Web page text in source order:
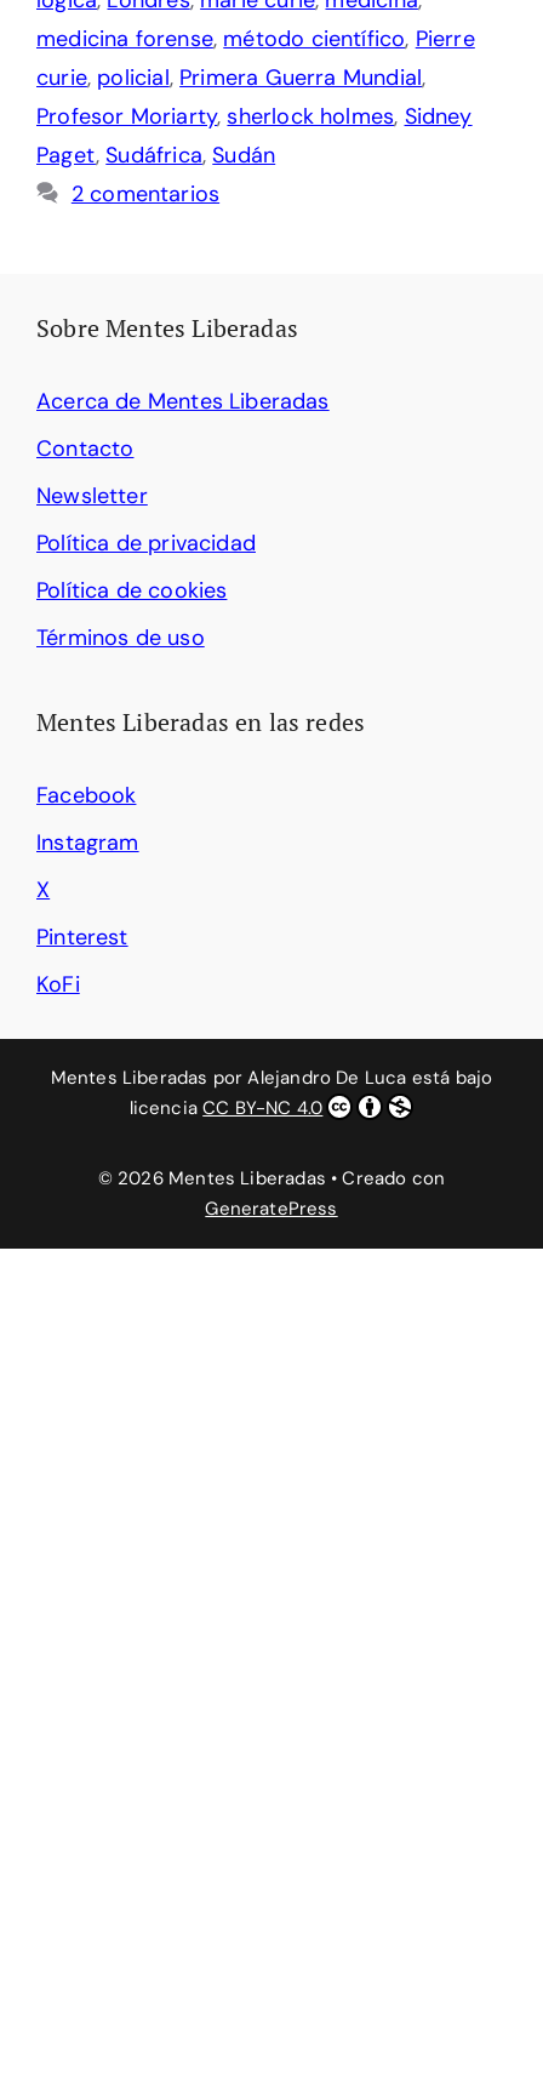
medicina forense, método científico, Pierre
curie, policial, Primera Guerra Mundial,
Profesor Moriarty,sherlock holmes, Sidney
Paget,Sudáfrica,Sudán
2 comentarios
Sobre Mentes Liberadas
Acerca de Mentes Liberadas
Contacto
Newsletter
Política de privacidad
Política de cookies
Términos de uso
Mentes Liberadas en las redes
Facebook
Instagram
X
Pinterest
KoFi
Mentes Liberadas porAlejandro De Luca está bajo
licenciaCC BY-NC 4.0
© 2026 Mentes Liberadas • Creado con
GeneratePress